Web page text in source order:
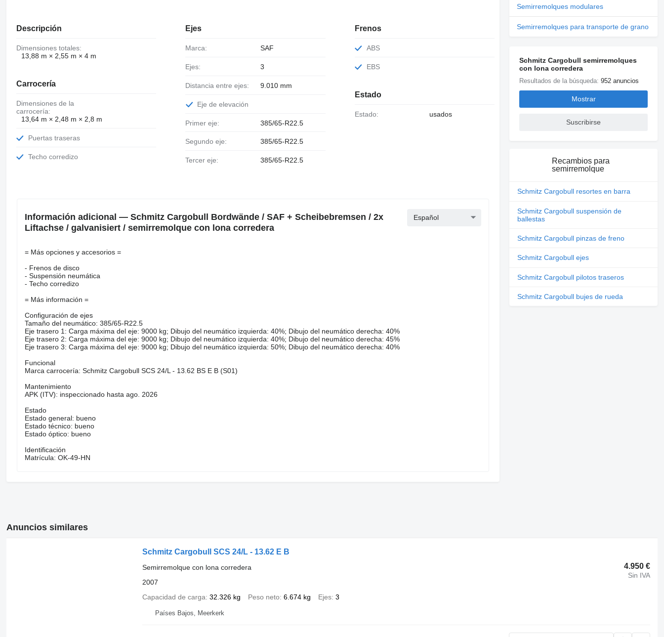
Descripción
Dimensiones totales:
13,88 m × 2,55 m × 4 m
Carrocería
Dimensiones de la
carrocería:
13,64 m × 2,48 m × 2,8 m
Puertas traseras
Techo corredizo
Ejes
Marca: SAF
Ejes: 3
Distancia entre ejes: 9.010 mm
Eje de elevación
Primer eje: 385/65-R22.5
Segundo eje: 385/65-R22.5
Tercer eje: 385/65-R22.5
Frenos
ABS
EBS
Estado
Estado: usados
Información adicional — Schmitz Cargobull Bordwände / SAF + Scheibebremsen / 2x
Liftachse / galvanisiert / semirremolque con lona corredera
Español
= Más opciones y accesorios =
- Frenos de disco
- Suspensión neumática
- Techo corredizo
= Más información =
Configuración de ejes
Tamaño del neumático: 385/65-R22.5
Eje trasero 1: Carga máxima del eje: 9000 kg; Dibujo del neumático izquierda: 40%; Dibujo del neumático derecha: 40%
Eje trasero 2: Carga máxima del eje: 9000 kg; Dibujo del neumático izquierda: 40%; Dibujo del neumático derecha: 45%
Eje trasero 3: Carga máxima del eje: 9000 kg; Dibujo del neumático izquierda: 50%; Dibujo del neumático derecha: 40%
Funcional
Marca carrocería: Schmitz Cargobull SCS 24/L - 13.62 BS E B (S01)
Mantenimiento
APK (ITV): inspeccionado hasta ago. 2026
Estado
Estado general: bueno
Estado técnico: bueno
Estado óptico: bueno
Identificación
Matrícula: OK-49-HN
Semirremolques modulares
Semirremolques para transporte de grano
Schmitz Cargobull semirremolques
con lona corredera
Resultados de la búsqueda:952 anuncios
Mostrar
Suscribirse
Recambios para
semirremolque
Schmitz Cargobull resortes en barra
Schmitz Cargobull suspensión de
ballestas
Schmitz Cargobull pinzas de freno
Schmitz Cargobull ejes
Schmitz Cargobull pilotos traseros
Schmitz Cargobull bujes de rueda
Anuncios similares
Schmitz Cargobull SCS 24/L - 13.62 E B
4.950 €
Sin IVA
Semirremolque con lona corredera
2007
Capacidad de carga 32.326 kg Peso neto 6.674 kg Ejes 3
Países Bajos, Meerkerk